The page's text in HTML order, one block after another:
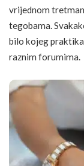
vrijednom
tegobama.
bilo kojeg
raznim forumima.